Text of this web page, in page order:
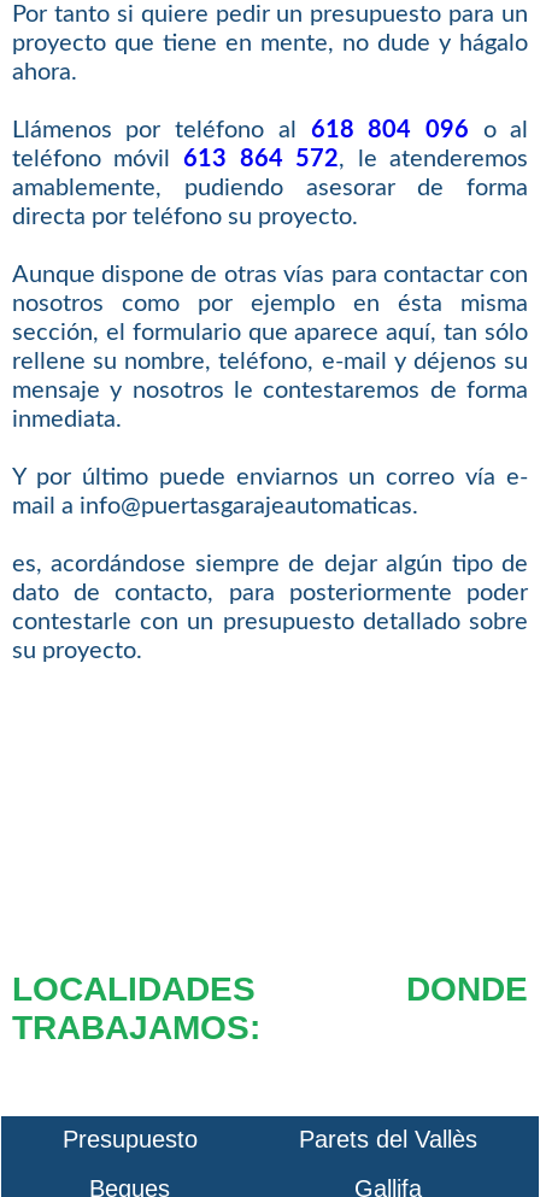
Por tanto si quiere pedir un presupuesto para un
proyecto que tiene en mente, no dude y hágalo
ahora.
Llámenos por teléfono al 618 804 096 o al
teléfono móvil 613 864 572, le atenderemos
amablemente, pudiendo asesorar de forma
directa por teléfono su proyecto.
Aunque dispone de otras vías para contactar con
nosotros como por ejemplo en ésta misma
sección, el formulario que aparece aquí, tan sólo
rellene su nombre, teléfono, e-mail y déjenos su
mensaje y nosotros le contestaremos de forma
inmediata.
Y por último puede enviarnos un correo vía e-
mail a info@puertasgarajeautomaticas.
es, acordándose siempre de dejar algún tipo de
dato de contacto, para posteriormente poder
contestarle con un presupuesto detallado sobre
su proyecto.
LOCALIDADES DONDE
TRABAJAMOS:
Presupuesto
Parets del Vallès
Begues
Gallifa